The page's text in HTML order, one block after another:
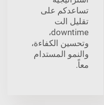
تساعدكم على
تقليل الت
downtime،
وتحسين الكفاءة،
والنمو المستدام
معاً.